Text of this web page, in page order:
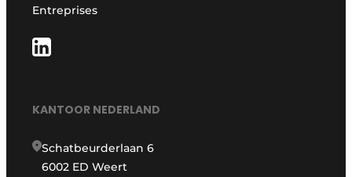
Entreprises
KANTOOR NEDERLAND
Schatbeurderlaan 6
6002 ED Weert